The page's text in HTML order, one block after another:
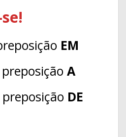
EM
preposição A
preposição DE